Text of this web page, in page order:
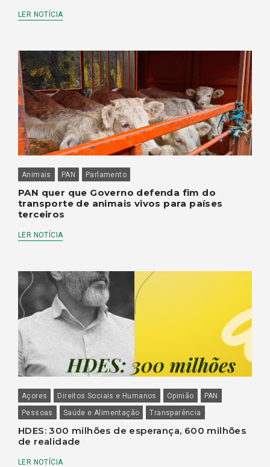
LER NOTÍCIA
Animais PAN Parlamento
PAN quer que Governo defenda fim do
transporte de animais vivos para países
terceiros
LER NOTÍCIA
Açores Direitos Sociais e Humanos Opinião
PAN
Pessoas
Saúde e Alimentação Transparência
HDES: 300 milhões de esperança, 600 milhões
de realidade
LER NOTÍCIA